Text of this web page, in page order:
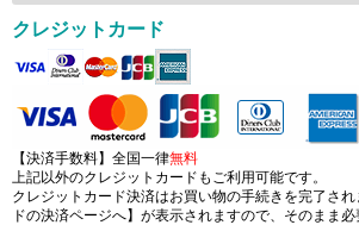
クレジットカード
【決済手数料】全国一律無料
上記以外のクレジットカードもご利用可能です。
クレジットカード決済はお買い物の手続きを完了さ
ドの決済ページへ】が表示されますので、そのまま必